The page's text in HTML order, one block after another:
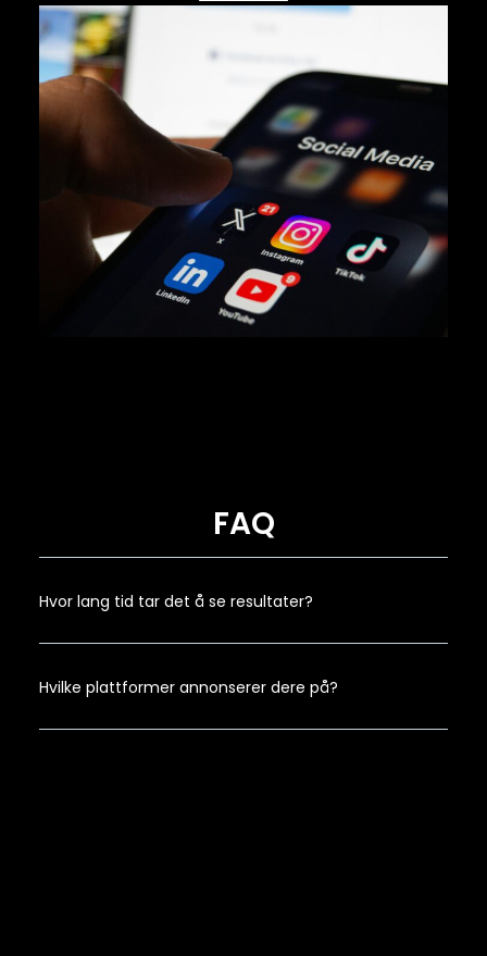
FAQ
Hvor lang tid tar det å se resultater?
Hvilke plattformer annonserer dere på?